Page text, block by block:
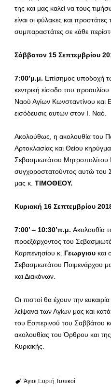
της και μας καλεί να τους
είναι οι φύλακες και
συμπαραστάτες σε κάθε
Σάββατον 15 Σεπτεμβρίου
7:00’μ.μ. Επίσημος υποδοχή
κεντρική είσοδο του
Ναού Αγίων Κωνσταντίνου και
εισόδευσις αυτών στον Ι. Ναό.
Ακολούθως, η ακολουθία του
Αρτοκλασίας και Θείου
Σεβασμιωτάτου Μητροπολίτου
συγχοροστατούντος αυτώ του
μας κ. ΤΙΜΟΘΕΟΥ.
Κυριακή 16 Σεπτεμβρίου
7:00’ – 10:30’π.μ. Ακολουθία
προεξάρχοντος του
Καρπενησίου κ. Γεωργιου και
Σεβασμιωτάτου Ποιμενάρχου
και Διακόνων.
Οι πιστοί θα έχουν την
λείψανα των Αγίων μας και
του Εσπερινού του Σαββάτου
ακολουθίας του Όρθρου και της
Κυριακής.
Άγιοι Εορτή Τοπικοί